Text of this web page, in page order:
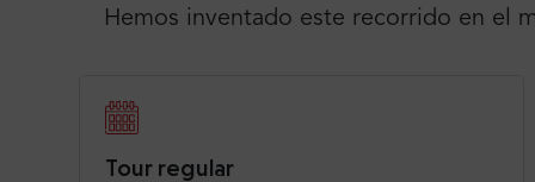
Hemos inventado este recorrido en el
Tour regular